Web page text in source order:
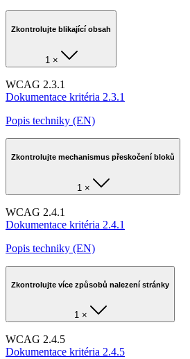
Zkontrolujte blikající obsah
1 ×
WCAG 2.3.1
Dokumentace kritéria 2.3.1
Popis techniky (EN)
Zkontrolujte mechanismus přeskočení bloků
1 ×
WCAG 2.4.1
Dokumentace kritéria 2.4.1
Popis techniky (EN)
Zkontrolujte více způsobů nalezení stránky
1 ×
WCAG 2.4.5
Dokumentace kritéria 2.4.5